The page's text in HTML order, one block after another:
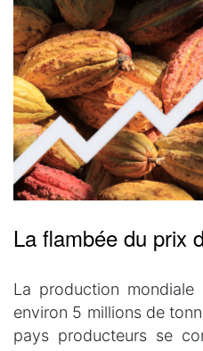
La flambée du prix
La production
environ 5 millions de
pays producteurs se